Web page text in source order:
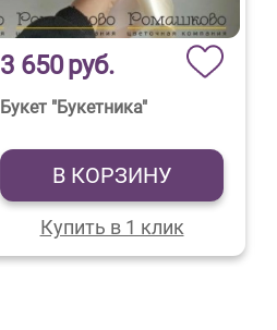
3 650руб.
Букет "Букетника"
В КОРЗИНУ
Купить в 1 клик